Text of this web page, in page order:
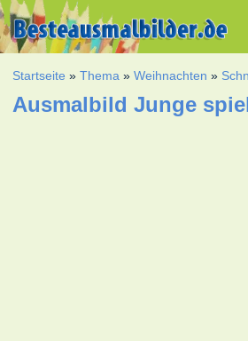
Startseite »Thema »Weihnachten »
Ausmalbild Junge